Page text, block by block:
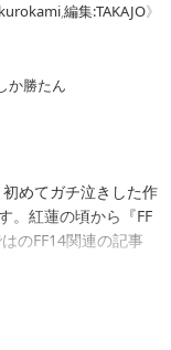
,編集:TAKAJO》
か勝たん
めてガチ泣きした作
。紅蓮の頃から『FF
のFF14関連の記事